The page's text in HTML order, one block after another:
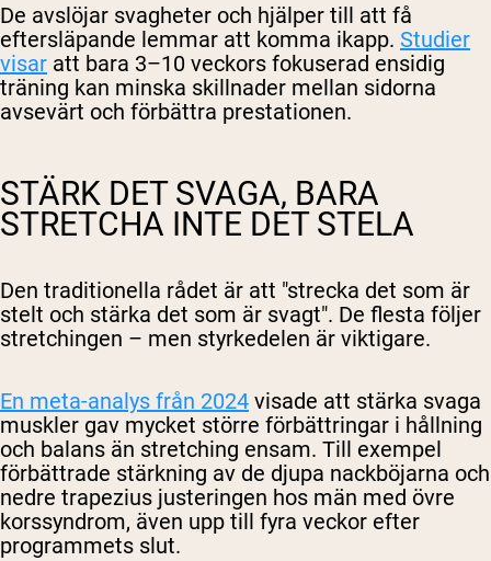
De avslöjar svagheter och hjälper till att få
eftersläpande lemmar att komma ikapp. Studier
visar att bara 3–10 veckors fokuserad ensidig
träning kan minska skillnader mellan sidorna
avsevärt och förbättra prestationen.
STÄRK DET SVAGA, BARA
STRETCHA INTE DET STELA
Den traditionella rådet är att "strecka det som är
stelt och stärka det som är svagt". De flesta följer
stretchingen – men styrkedelen är viktigare.
En meta-analys från 2024 visade att stärka svaga
muskler gav mycket större förbättringar i hållning
och balans än stretching ensam. Till exempel
förbättrade stärkning av de djupa nackböjarna och
nedre trapezius justeringen hos män med övre
korssyndrom, även upp till fyra veckor efter
programmets slut.